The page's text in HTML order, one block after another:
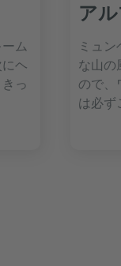
ム
ヘ
っ
ア
ミュ
な山の
ので、
は必ず